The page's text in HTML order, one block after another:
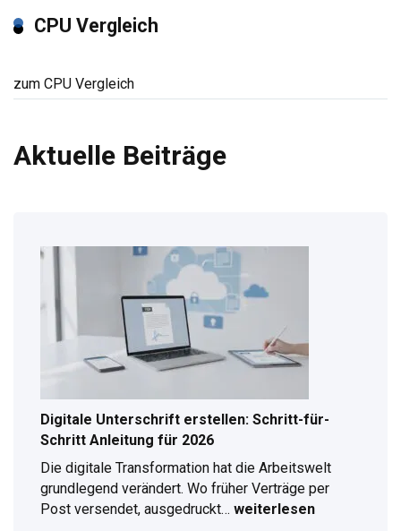
CPU Vergleich
zum CPU Vergleich
Aktuelle Beiträge
Digitale Unterschrift erstellen: Schritt-für-
Schritt Anleitung für 2026
Die digitale Transformation hat die Arbeitswelt
grundlegend verändert. Wo früher Verträge per
Post versendet, ausgedruckt… weiterlesen